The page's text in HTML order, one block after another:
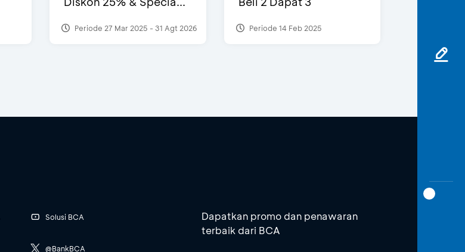
Periode 27 Mar 2025 - 31 Agt 2026 Periode 14 Feb 2025
Solusi BCA
@BankBCA
Dapatkan promo dan penawaran
terbaik dari BCA